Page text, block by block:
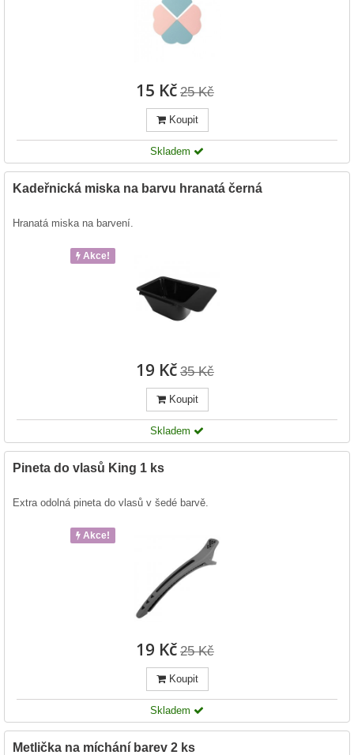
15 Kč 25 Kč
Koupit
Skladem
Kadeřnická miska na barvu hranatá černá
Hranatá miska na barvení.
Akce!
19 Kč 35 Kč
Koupit
Skladem
Pineta do vlasů King 1 ks
Extra odolná pineta do vlasů v šedé barvě.
Akce!
19 Kč 25 Kč
Koupit
Skladem
Metlička na míchání barev 2 ks